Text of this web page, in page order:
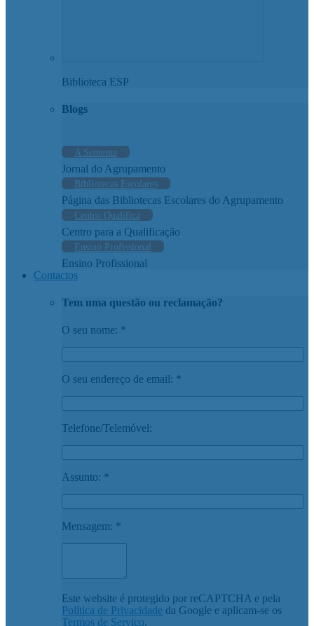
Biblioteca ESP
Blogs
A Semente
Jornal do Agrupamento
Bibliotecas Escolares
Página das Bibliotecas Escolares do Agrupamento
Centro Qualifica
Centro para a Qualificação
Ensino Profissional
Ensino Profissional
Contactos
Tem uma questão ou reclamação?
O seu nome: *
O seu endereço de email: *
Telefone/Telemóvel:
Assunto: *
Mensagem: *
Este website é protegido por reCAPTCHA e pela
Política de Privacidade da Google e aplicam-se os
Termos de Serviço.